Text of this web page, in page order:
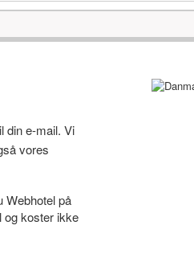
din e-mail. Vi
vores
Webhotel på
og koster ikke